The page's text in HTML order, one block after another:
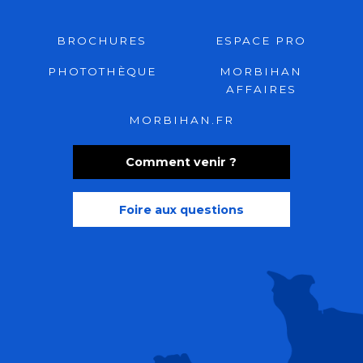
Comment venir ?
Foire aux questions
BROCHURES ESPACE PRO
PHOTOTHÈQUE
MORBIHAN
AFFAIRES
MORBIHAN.FR